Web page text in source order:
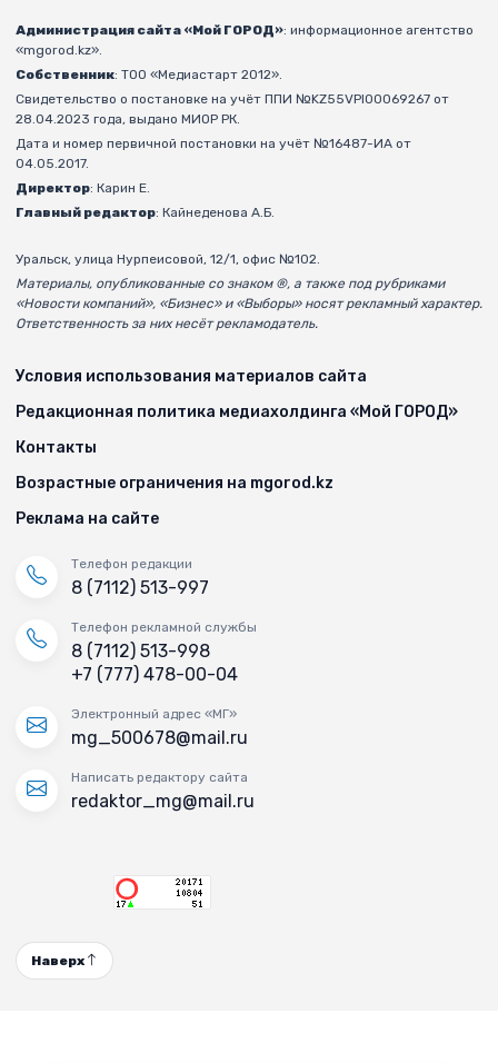
Администрация сайта «Мой ГОРОД»: информационное агентство
«mgorod.kz».
Собственник: ТОО «Медиастарт 2012».
Свидетельство о постановке на учёт ППИ №KZ55VPI00069267 от
28.04.2023 года, выдано МИОР РК.
Дата и номер первичной постановки на учёт №16487-ИА от
04.05.2017.
Директор: Карин Е.
Главный редактор: Кайнеденова А.Б.
Уральск, улица Нурпеисовой, 12/1, офис №102.
Материалы, опубликованные со знаком ®, а также под рубриками
«Новости компаний», «Бизнес» и «Выборы» носят рекламный характер.
Ответственность за них несёт рекламодатель.
Условия использования материалов сайта
Редакционная политика медиахолдинга «Мой ГОРОД»
Контакты
Возрастные ограничения на mgorod.kz
Реклама на сайте
Телефон редакции
8 (7112) 513-997
Телефон рекламной службы
8 (7112) 513-998
+7 (777) 478-00-04
Электронный адрес «МГ»
mg_500678@mail.ru
Написать редактору сайта
redaktor_mg@mail.ru
Наверх